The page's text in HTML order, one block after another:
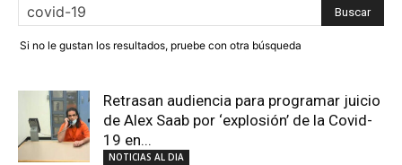
Si no le gustan los resultados, pruebe con otra búsqueda
Retrasan audiencia para programar juicio
de Alex Saab por ‘explosión’ de la Covid-
19 en...
NOTICIAS AL DIA